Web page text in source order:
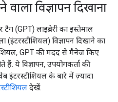
विज्ञापन दिखाना
(GPT) लाइब्रेरी का इस्तेमाल
विज्ञापन दिखाने का
GPT की मदद से मैनेज किए
हैं. ये विज्ञापन, उपयोगकर्ता की
इंटरस्टीशियल के बारे में ज़्यादा
देखें.